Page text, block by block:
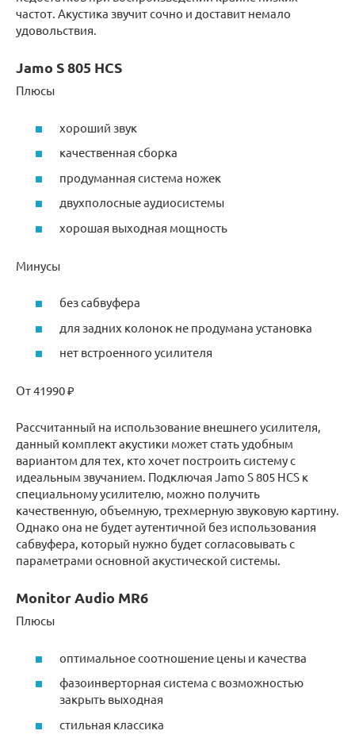
частот. Акустика звучит сочно и доставит немало
удовольствия.
Jamo S 805 HCS
Плюсы
хороший звук
качественная сборка
продуманная система ножек
двухполосные аудиосистемы
хорошая выходная мощность
Минусы
без сабвуфера
для задних колонок не продумана установка
нет встроенного усилителя
От 41990 ₽
Рассчитанный на использование внешнего усилителя,
данный комплект акустики может стать удобным
вариантом для тех, кто хочет построить систему с
идеальным звучанием. Подключая Jamo S 805 HCS к
специальному усилителю, можно получить
качественную, объемную, трехмерную звуковую картину.
Однако она не будет аутентичной без использования
сабвуфера, который нужно будет согласовывать с
параметрами основной акустической системы.
Monitor Audio MR6
Плюсы
оптимальное соотношение цены и качества
фазоинверторная система с возможностью
закрыть выходная
стильная классика